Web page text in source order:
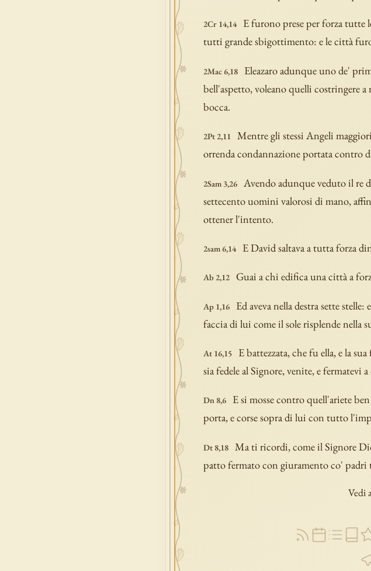
2Cr 14,14
E furono prese per forza tutte
tutti grande sbigottimento: e le città
2Mac 6,18
Eleazaro adunque uno de'
bell'aspetto, voleano quelli costringere
bocca.
2Pt 2,11 Mentre gli stessi Angeli
orrenda condannazione portata contro
2Sam 3,26 Avendo adunque veduto il re
settecento uomini valorosi di mano,
ottener l'intento.
2sam 6,14 E David saltava a tutta forza
Ab 2,12 Guai a chi edifica una città a
Ap 1,16
Ed aveva nella destra sette
faccia di lui come il sole risplende nella
At 16,15
E battezzata, che fu ella, e la
sia fedele al Signore, venite, e fermatevi
Dn 8,6
E si mosse contro quell'ariete
porta, e corse sopra di lui con tutto
Dt 8,18 Ma ti ricordi, come il Signore
patto fermato con giuramento co'
Vedi